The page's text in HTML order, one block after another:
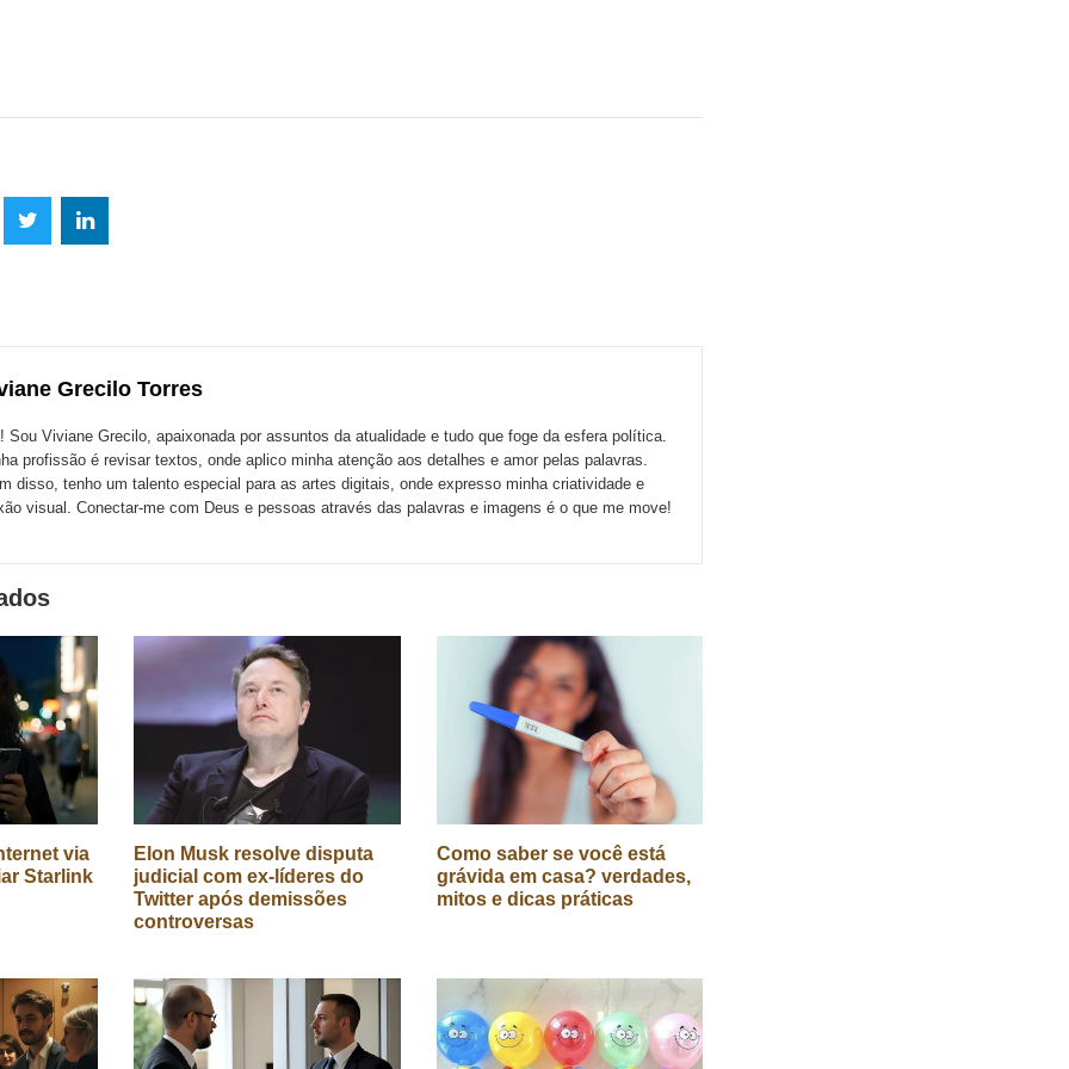
Grecilo Torres
Sou Viviane Grecilo, apaixonada por assuntos da atualidade e tudo que foge da esfera política.
profissão é revisar textos, onde aplico minha atenção aos detalhes e amor pelas palavras.
disso, tenho um talento especial para as artes digitais, onde expresso minha criatividade e
visual. Conectar-me com Deus e pessoas através das palavras e imagens é o que me move!
via
Starlink
Elon Musk resolve disputa
judicial com ex-líderes do
Twitter após demissões
controversas
Como saber se você está
grávida em casa? verdades,
mitos e dicas práticas